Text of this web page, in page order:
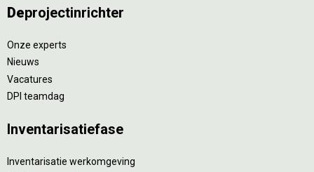
Deprojectinrichter
Onze experts
Nieuws
Vacatures
DPI teamdag
Inventarisatiefase
Inventarisatie werkomgeving